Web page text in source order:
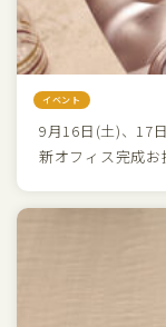
イベント
9月16日(土)、17
新オフィス完成